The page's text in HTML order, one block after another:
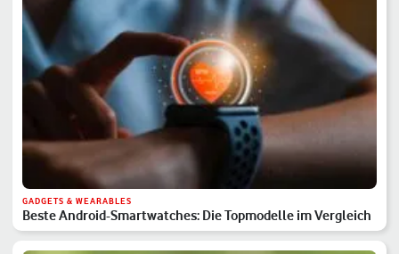
GADGETS & WEARABLES
Beste Android-Smartwatches: Die Topmodelle im Vergleich